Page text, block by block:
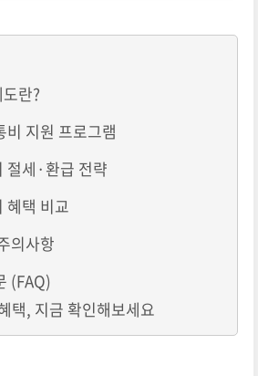
란?
비 지원 프로그램
절세·환급 전략
혜택 비교
의사항
(FAQ)
택, 지금 확인해보세요